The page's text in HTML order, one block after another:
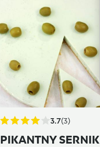
3.7(3)
PIKANTNY SERNIK